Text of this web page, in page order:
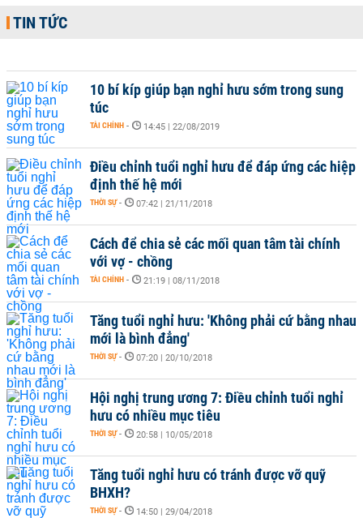
TIN TỨC
10 bí kíp giúp bạn nghỉ hưu sớm trong sung
túc
TÀI CHÍNH - 14:45 | 22/08/2019
Điều chỉnh tuổi nghỉ hưu để đáp ứng các hiệp
định thế hệ mới
THỜI SỰ - 07:42 | 21/11/2018
Cách để chia sẻ các mối quan tâm tài chính
với vợ - chồng
TÀI CHÍNH - 21:19 | 08/11/2018
Tăng tuổi nghỉ hưu: 'Không phải cứ bằng nhau
mới là bình đẳng'
THỜI SỰ - 07:20 | 20/10/2018
Hội nghị trung ương 7: Điều chỉnh tuổi nghỉ
hưu có nhiều mục tiêu
THỜI SỰ - 20:58 | 10/05/2018
Tăng tuổi nghỉ hưu có tránh được vỡ quỹ
BHXH?
THỜI SỰ - 14:50 | 29/04/2018